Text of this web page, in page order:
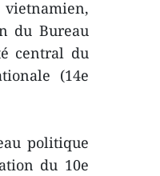
du Bureau
central du
(14e
politique
du 10e